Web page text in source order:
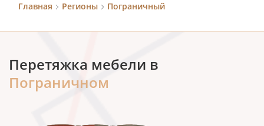
Главная Регионы Пограничный
Перетяжка мебели в
Пограничном